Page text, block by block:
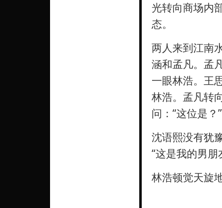
光转向商场内
态。
两人来到江南
涵和孟凡。孟
一眼林浩。王
林浩。孟凡转
问：“这位是？”
沈语熙没有犹
“这是我的男朋
林浩顿觉天旋